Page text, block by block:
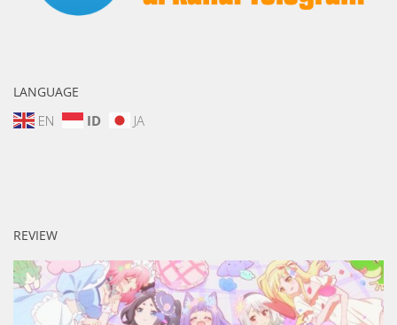
LANGUAGE
EN ID JA
REVIEW